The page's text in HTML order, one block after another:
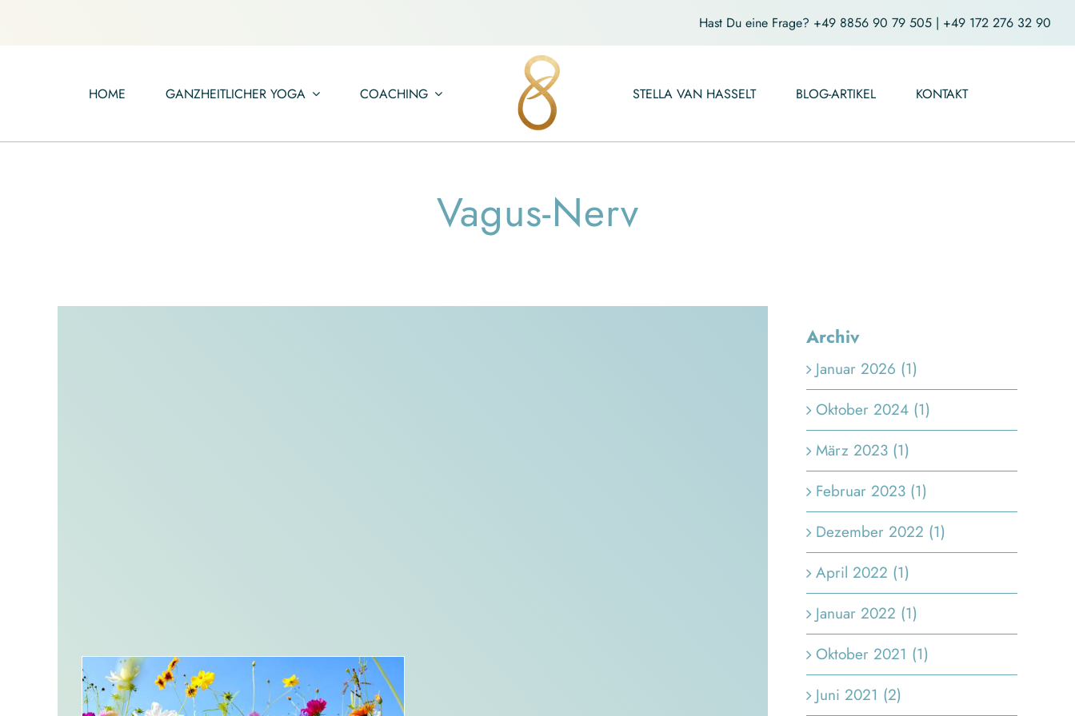
Hast Du eine Frage? +49 8856 90 79 505 | +49 172 276 32 90
HOME GANZHEITLICHER YOGA COACHING STELLA VAN HASSELT BLOG-ARTIKEL KONTAKT
Vagus-Nerv
Archiv
Januar 2026 (1)
Oktober 2024 (1)
März 2023 (1)
Februar 2023 (1)
Dezember 2022 (1)
April 2022 (1)
Januar 2022 (1)
Oktober 2021 (1)
Juni 2021 (2)